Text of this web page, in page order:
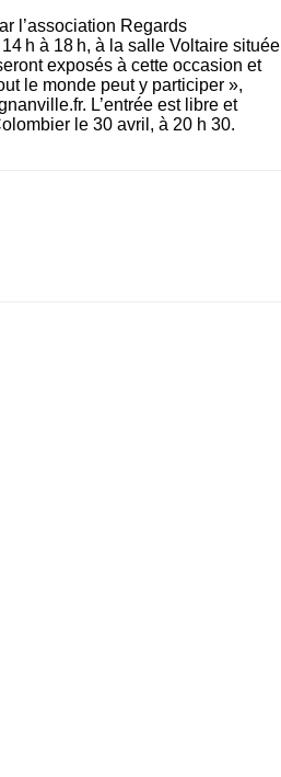
l’association Regards
h à 18 h, à la salle Voltaire située
exposés à cette occasion et
le monde peut y participer »,
L’entrée est libre et
le 30 avril, à 20 h 30.